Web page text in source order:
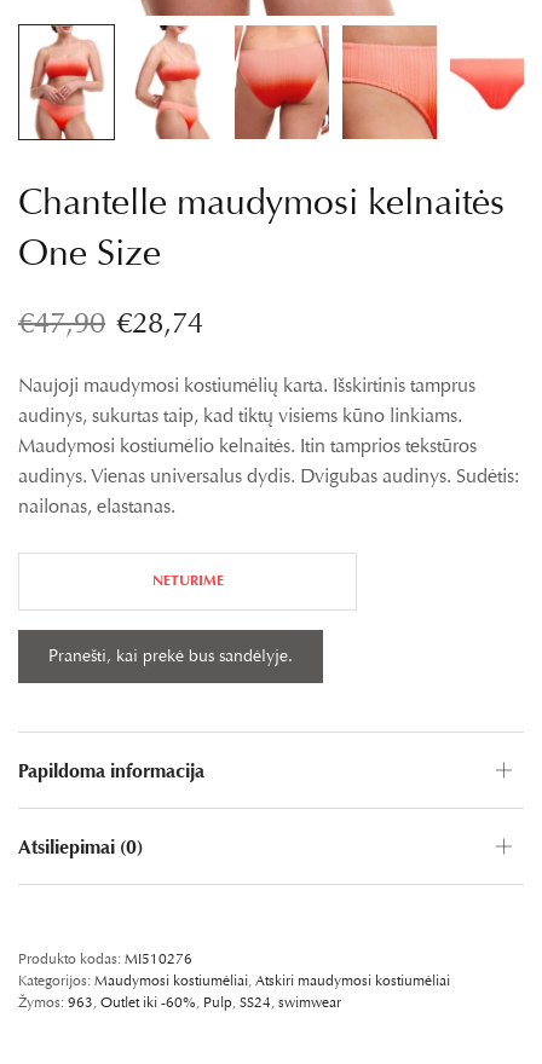
Chantelle maudymosi kelnaitės
One Size
€47,90 €28,74
Naujoji maudymosi kostiumėlių karta. Išskirtinis tamprus
audinys, sukurtas taip, kad tiktų visiems kūno linkiams.
Maudymosi kostiumėlio kelnaitės. Itin tamprios tekstūros
audinys. Vienas universalus dydis. Dvigubas audinys. Sudėtis:
nailonas, elastanas.
NETURIME
Papildoma informacija
Atsiliepimai (0)
Produkto kodas:MI510276
Kategorijos:Maudymosi kostiumėliai,Atskiri maudymosi kostiumėliai
Žymos:963,Outlet iki -60%, Pulp,SS24,swimwear